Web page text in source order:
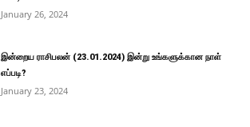
January 26, 2024
இன்றைய ராசிபலன் (23.01.2024) இன்று உங்களுக்கான நாள்
எப்படி?
January 23, 2024